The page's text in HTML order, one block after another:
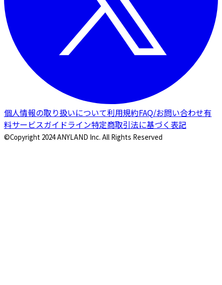
個人情報の取り扱いについて利用規約FAQ/お問い合わせ有
料サービスガイドライン特定商取引法に基づく表記
©Copyright 2024 ANYLAND Inc. All Rights Reserved